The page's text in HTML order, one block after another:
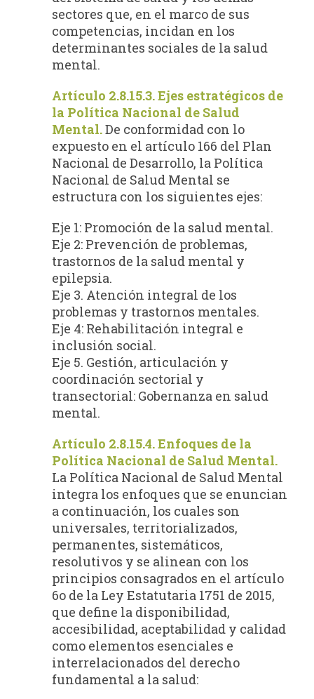
sectores que, en el marco de sus
competencias, incidan en los
determinantes sociales de la salud
mental.
Artículo 2.8.15.3. Ejes estratégicos de
la Política Nacional de Salud
Mental.De conformidad con lo
expuesto en el artículo 166 del Plan
Nacional de Desarrollo, la Política
Nacional de Salud Mental se
estructura con los siguientes ejes:
Eje 1: Promoción de la salud mental.
Eje 2: Prevención de problemas,
trastornos de la salud mental y
epilepsia.
Eje 3. Atención integral de los
problemas y trastornos mentales.
Eje 4: Rehabilitación integral e
inclusión social.
Eje 5. Gestión, articulación y
coordinación sectorial y
transectorial: Gobernanza en salud
mental.
Artículo 2.8.15.4. Enfoques de la
Política Nacional de Salud Mental.
La Política Nacional de Salud Mental
integra los enfoques que se enuncian
a continuación, los cuales son
universales, territorializados,
permanentes, sistemáticos,
resolutivos y se alinean con los
principios consagrados en el artículo
6o de la Ley Estatutaria 1751 de 2015,
que define la disponibilidad,
accesibilidad, aceptabilidad y calidad
como elementos esenciales e
interrelacionados del derecho
fundamental a la salud: